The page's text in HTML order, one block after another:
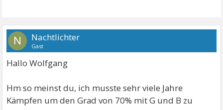
N Nachtlichter
Gast
Hallo Wolfgang
Hm so meinst du, ich musste sehr viele Jahre
Kämpfen um den Grad von 70% mit G und B zu